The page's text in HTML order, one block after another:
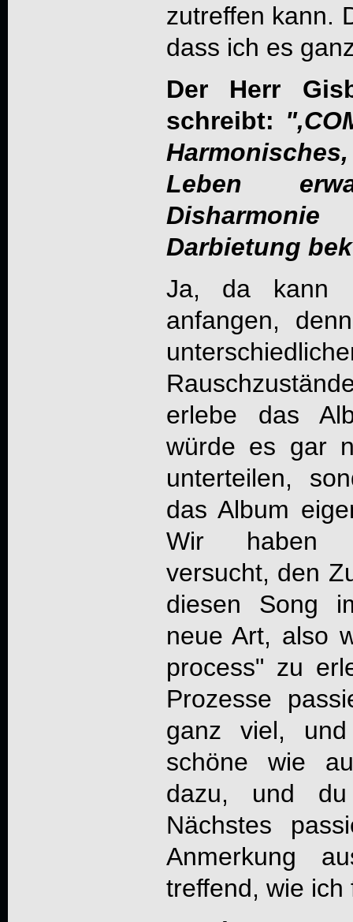
zutreffen kann.
dass ich es
Der Herr
schreibt:
Leben
Darbietung
Ja, da kann
anfangen,
erlebe das
würde es gar
unterteilen,
das Album
Wir haben
versucht, den
diesen Song
neue Art, also
process" zu
Prozesse
ganz viel,
schöne wie
dazu, und
Nächstes
Anmerkung
treffend, wie ich